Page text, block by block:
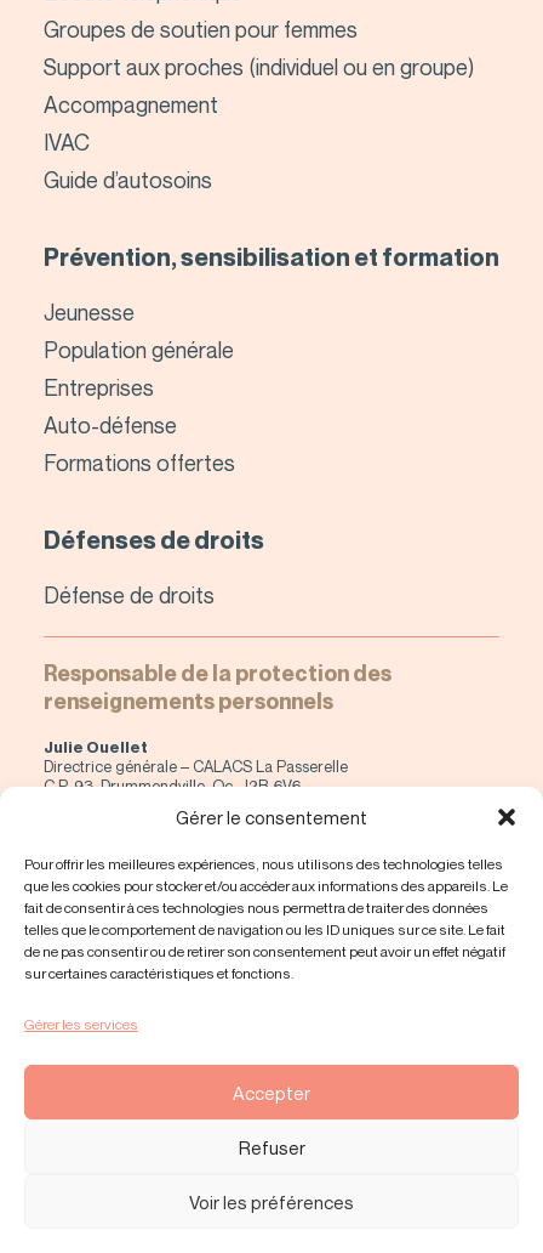
Gérer le consentement
Pour offrir les meilleures expériences, nous utilisons des technologies telles
que les cookies pour stocker et/ou accéder aux informations des appareils. Le
fait de consentir à ces technologies nous permettra de traiter des données
telles que le comportement de navigation ou les ID uniques sur ce site. Le fait
de ne pas consentir ou de retirer son consentement peut avoir un effet négatif
sur certaines caractéristiques et fonctions.
Gérer les services
Accepter
Refuser
Voir les préférences
Groupes de soutien pour femmes
Support aux proches (individuel ou en groupe)
Accompagnement
IVAC
Guide d’autosoins
Prévention, sensibilisation et formation
Jeunesse
Population générale
Entreprises
Auto-défense
Formations offertes
Défenses de droits
Défense de droits
Responsable de la protection des
renseignements personnels
Julie Ouellet
Directrice générale – CALACS La Passerelle
C.P. 93, Drummondville, Qc, J2B-6V6
819 478-3353 #227
NORMES DE CONFIDENTIALITÉS(PDF)
NOTRE CODE D’ÉTHIQUE(PDF)
Insatisfaction de service
Passerelle, vous devez compléter la déclaration suivante :